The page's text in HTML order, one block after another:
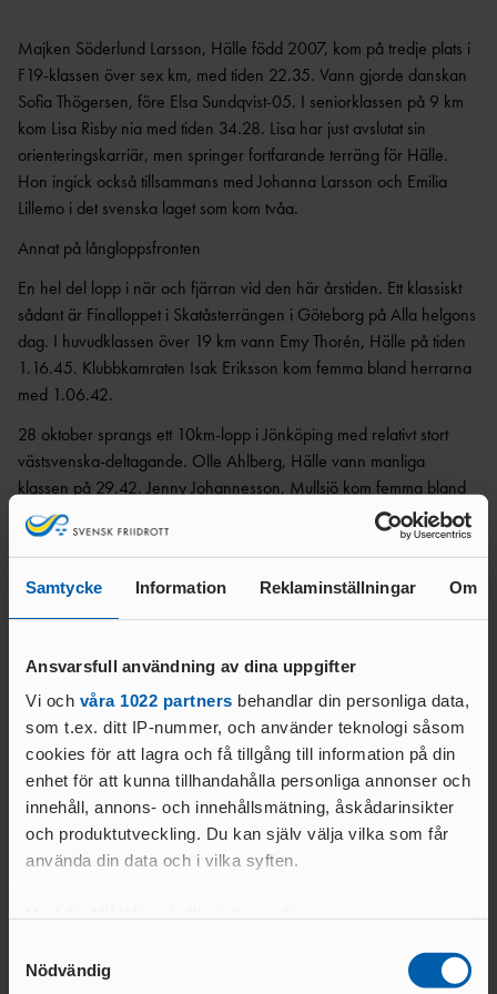
Samtycke Information Reklaminställningar Om
Ansvarsfull användning av dina uppgifter
Vi och våra 1022 partners behandlar din personliga data,
som t.ex. ditt IP-nummer, och använder teknologi såsom
cookies för att lagra och få tillgång till information på din
enhet för att kunna tillhandahålla personliga annonser och
innehåll, annons- och innehållsmätning, åskådarinsikter
och produktutveckling. Du kan själv välja vilka som får
använda din data och i vilka syften.
som kan ha en noggrannhet på upp till flera meter
Nödvändig
ÅRSHJ
UL
ARKI
V
Majken Söderlund Larsson, Hälle född 2007, kom på tredje plats i
F19-klassen över sex km, med tiden 22.35. Vann gjorde danskan
Sofia Thögersen, före Elsa Sundqvist-05. I seniorklassen på 9 km
kom Lisa Risby nia med tiden 34.28. Lisa har just avslutat sin
orienteringskarriär, men springer fortfarande terräng för Hälle.
Hon ingick också tillsammans med Johanna Larsson och Emilia
Lillemo i det svenska laget som kom tvåa.
Annat på långloppsfronten
En hel del lopp i när och fjärran vid den här årstiden. Ett klassiskt
sådant är Finalloppet i Skatåsterrängen i Göteborg på Alla helgons
dag. I huvudklassen över 19 km vann Emy Thorén, Hälle på tiden
1.16.45. Klubbkamraten Isak Eriksson kom femma bland herrarna
med 1.06.42.
28 oktober sprangs ett 10km-lopp i Jönköping med relativt stort
västsvenska-deltagande. Olle Ahlberg, Hälle vann manliga
klassen på 29.42. Jenny Johannesson, Mullsjö kom femma bland
damerna på tiden 37.12.
Relaterade nyheter
JSM22, USM16-17 2026
LÄS MER
GM Merch